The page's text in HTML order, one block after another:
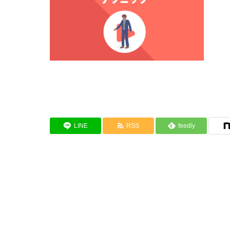
LINE RSS feedly